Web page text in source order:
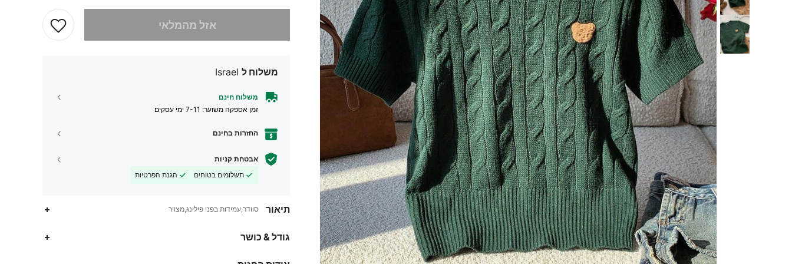
אזל מהמלאי
משלוח ל Israel
משלוח חינם
זמן אספקה ​​משוער: 7-11 ימי עסקים
החזרות בחינם
אבטחת קניות
תשלומים בטוחים
הגנת הפרטיות
תיאור סוודר,עמידות בפני פילינג,מצויר
גודל & כושר